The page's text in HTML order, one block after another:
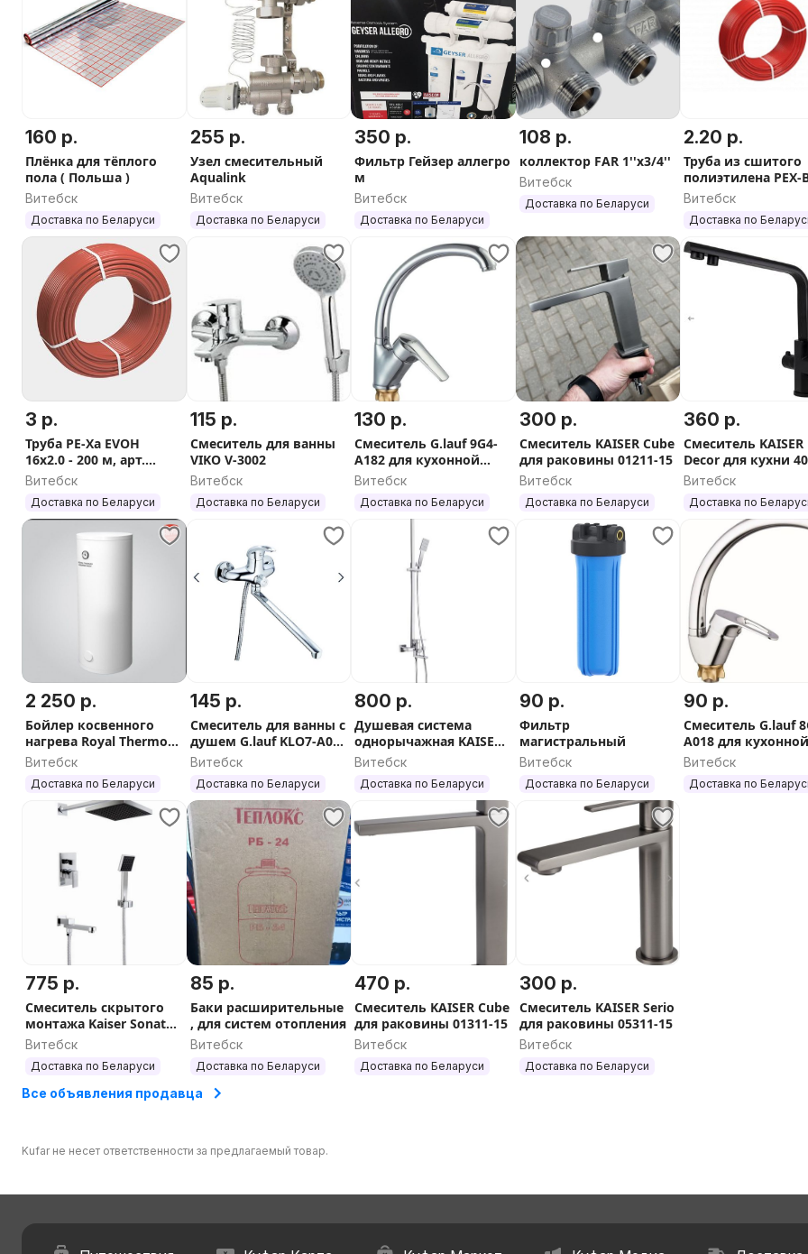
160 р.
Плёнка для тёплого
пола ( Польша )
Витебск
Доставка по Беларуси
255 р.
Узел смесительный
Aqualink
Витебск
Доставка по Беларуси
350 р.
Фильтр Гейзер аллегро
м
Витебск
Доставка по Беларуси
108 р.
коллектор FAR 1''x3/4''
Витебск
Доставка по Беларуси
2.20 р.
Труба из сшитого
полиэтилена PEX-
кислородным
Витебск
Доставка по
3 р.
Труба PE-Xa EVOH
16х2.0 - 200 м, арт.
01230
Витебск
Доставка по Беларуси
115 р.
Смеситель для ванны
VIKO V-3002
Витебск
Доставка по Беларуси
130 р.
Смеситель G.lauf 9G4-
A182 для кухонной
мойки, хром
Витебск
Доставка по Беларуси
300 р.
Смеситель KAISER Cube
для раковины 01211-15
Витебск
Доставка по Беларуси
360 р.
Смеситель KAISER
Decor для кухни
9
Витебск
Доставка по
2 250 р.
Бойлер косвенного
нагрева Royal Thermo
AQUATEC INOX RTWX
Витебск
Доставка по Беларуси
145 р.
Смеситель для ванны с
душем G.lauf KLO7-A048
хром
Витебск
Доставка по Беларуси
800 р.
Душевая система
однорычажная KAISER
Sonat 34182, хром,
Витебск
Доставка по Беларуси
90 р.
Фильтр
магистральный
Витебск
Доставка по Беларуси
90 р.
Смеситель G.lauf
A018 для
мойки, хром
Витебск
Доставка по
775 р.
Смеситель скрытого
монтажа Kaiser Sonat
34677
Витебск
Доставка по Беларуси
85 р.
Баки расширительные
, для систем отопления
Витебск
Доставка по Беларуси
470 р.
Смеситель KAISER Cube
для раковины 01311-15
Витебск
Доставка по Беларуси
300 р.
Смеситель KAISER Serio
для раковины 05311-15
Витебск
Доставка по Беларуси
Все объявления продавца
Kufar не несет ответственности за предлагаемый товар.